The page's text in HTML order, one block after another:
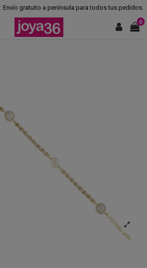
Envío gratuito a península para todos tus pedidos.
0